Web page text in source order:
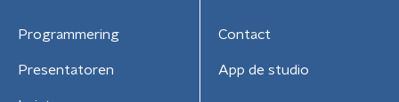
Programmering
Presentatoren
Contact
App de studio